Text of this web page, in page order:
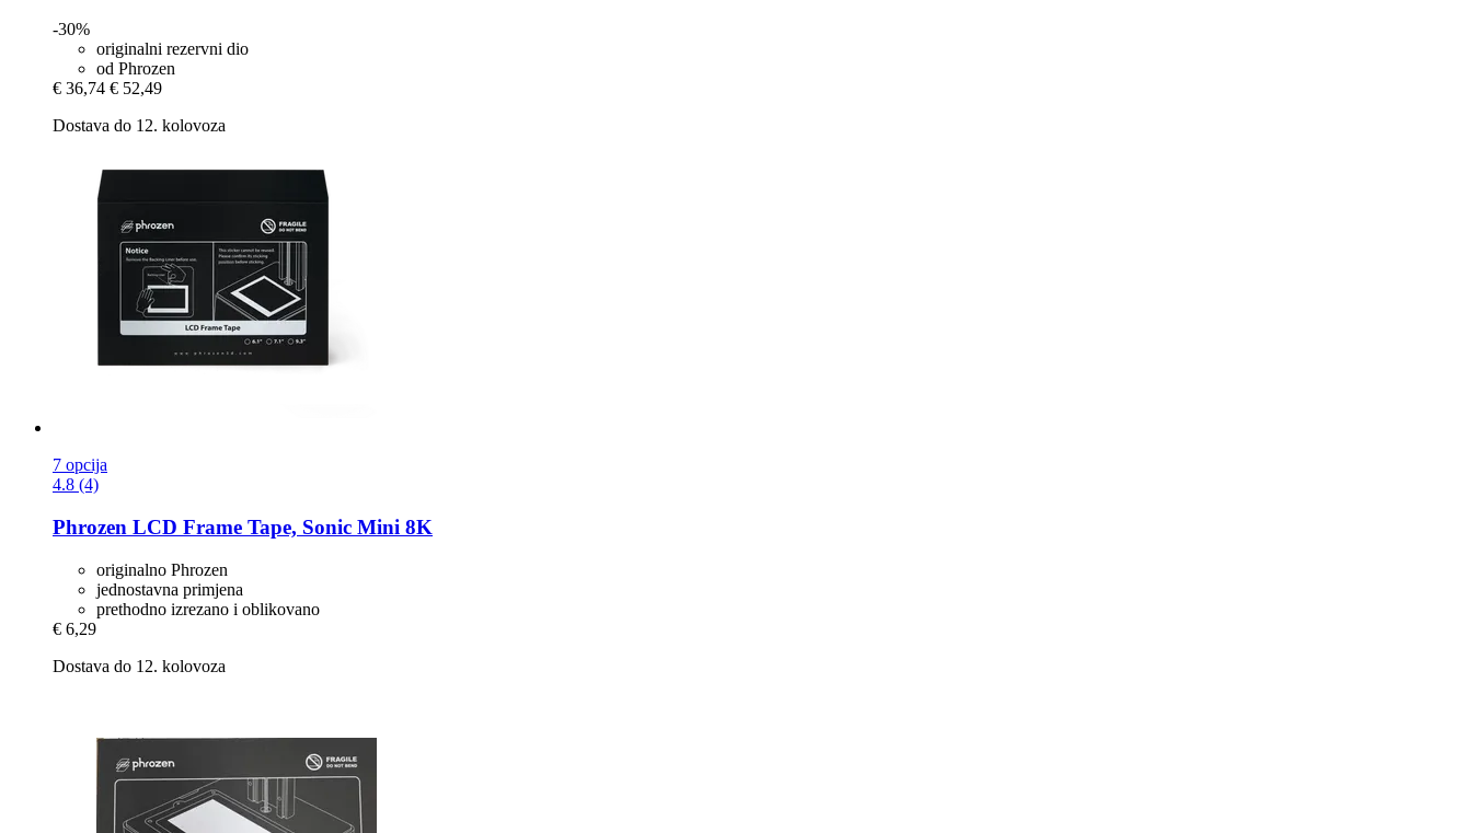
-30%
originalni rezervni dio
od Phrozen
€ 36,74 € 52,49
Dostava do 12. kolovoza
7 opcija
4.8 (4)
Phrozen LCD Frame Tape, Sonic Mini 8K
originalno Phrozen
jednostavna primjena
prethodno izrezano i oblikovano
€ 6,29
Dostava do 12. kolovoza